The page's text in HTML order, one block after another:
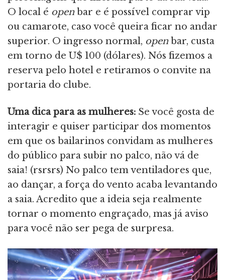
O local é openbar e é possível comprar vip
ou camarote, caso você queira ficar no andar
superior. O ingresso normal, openbar, custa
em torno de U$ 100 (dólares). Nós fizemos a
reserva pelo hotel e retiramos o convite na
portaria do clube.
Uma dica para as mulheres: Se você gosta de
interagir e quiser participar dos momentos
em que os bailarinos convidam as mulheres
do público para subir no palco, não vá de
saia! (rsrsrs) No palco tem ventiladores que,
ao dançar, a força do vento acaba levantando
a saia. Acredito que a ideia seja realmente
tornar o momento engraçado, mas já aviso
para você não ser pega de surpresa.